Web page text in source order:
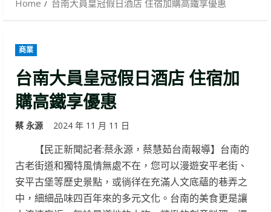
Home 台南大員皇冠假日酒店 住宿加購高鐵享優惠
商業
台南大員皇冠假日酒店 住宿加
購高鐵享優惠
蔡 永源 2024 年 11 月 11 日
【民正新聞記者:蔡永源，蔡慧茹台南報導】台南的
古老街道和獨特風情無處不在，您可以漫遊安平老街、
安平古堡等歷史景點，或徜徉在充滿人文底蘊的巷弄之
中，細細品味四百年來的多元文化。台南的美食更是讓